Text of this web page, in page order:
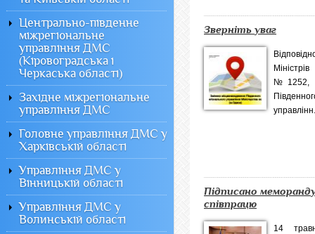
Зверніть уваг
№1252,
Підписано
співпрацю
14
Центрально-південне
міжрегіональне
управління ДМС
(Кіровоградська і
Черкаська області)
Західне міжрегіональне
управління ДМС
Головне управління ДМС у
Харківській області
Управління ДМС у
Вінницькій області
Управління ДМС у
Волинській області